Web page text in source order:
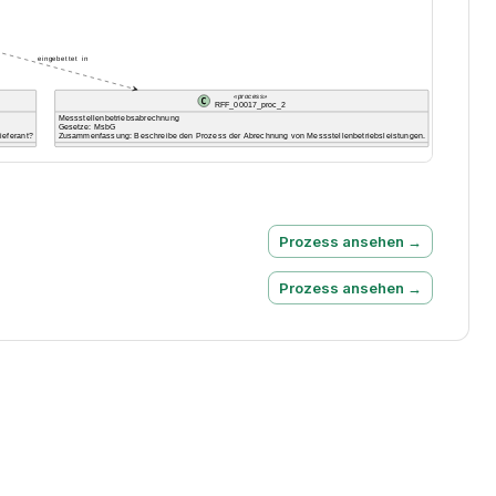
Prozess ansehen →
Prozess ansehen →